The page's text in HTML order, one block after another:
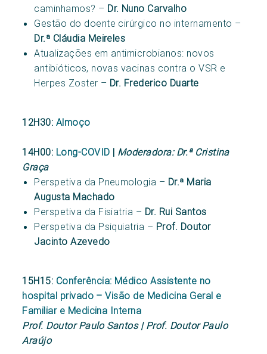
caminhamos? – Dr. Nuno Carvalho
Gestão do doente cirúrgico no internamento –
Dr.ª Cláudia Meireles
Atualizações em antimicrobianos: novos
antibióticos, novas vacinas contra o VSR e
Herpes Zoster – Dr. Frederico Duarte
12H30: Almoço
14H00: Long-COVID | Moderadora: Dr.ª Cristina
Graça
Perspetiva da Pneumologia – Dr.ª Maria
Augusta Machado
Perspetiva da Fisiatria – Dr. Rui Santos
Perspetiva da Psiquiatria – Prof. Doutor
Jacinto Azevedo
15H15: Conferência: Médico Assistente no
hospital privado – Visão de Medicina Geral e
Familiar e Medicina Interna
Prof. Doutor Paulo Santos | Prof. Doutor Paulo
Araújo